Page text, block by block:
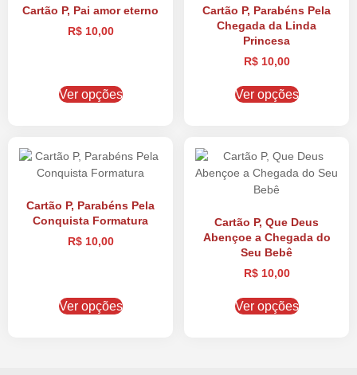
Cartão P, Pai amor eterno
R$10,00
Ver opções
Cartão P, Parabéns Pela
Chegada da Linda
Princesa
R$10,00
Ver opções
Cartão P, Parabéns Pela
Conquista Formatura
R$10,00
Ver opções
Cartão P, Que Deus
Abençoe a Chegada do
Seu Bebê
R$10,00
Ver opções